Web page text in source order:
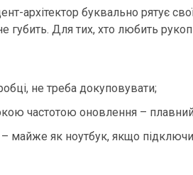
архітектор буквально рятує
губить. Для тих, хто любить
не треба докуповувати;
частотою оновлення – плавний
майже як ноутбук, якщо